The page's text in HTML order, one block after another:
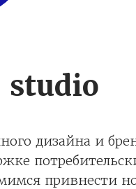
studio
дизайна и
привнести